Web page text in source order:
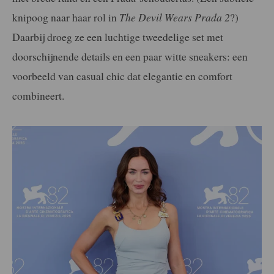
knipoog naar haar rol in The Devil Wears Prada 2?)
Daarbij droeg ze een luchtige tweedelige set met
doorschijnende details en een paar witte sneakers: een
voorbeeld van casual chic dat elegantie en comfort
combineert.